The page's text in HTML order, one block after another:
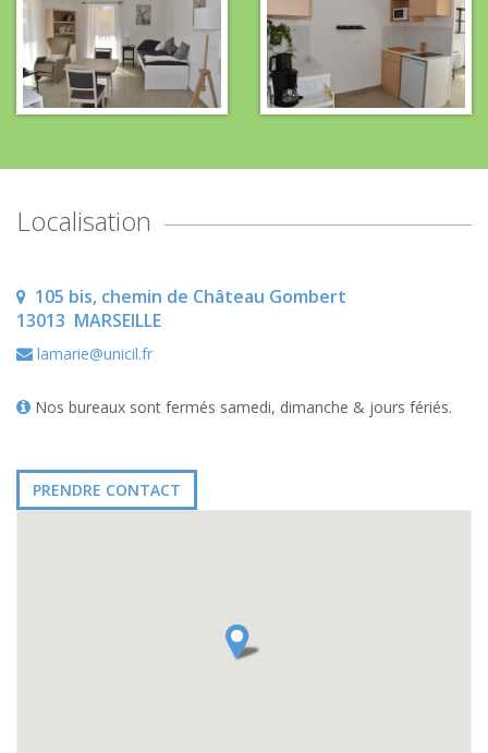
Localisation
105 bis, chemin de Château Gombert
13013 MARSEILLE
lamarie@unicil.fr
Nos bureaux sont fermés samedi, dimanche & jours fériés.
PRENDRE CONTACT